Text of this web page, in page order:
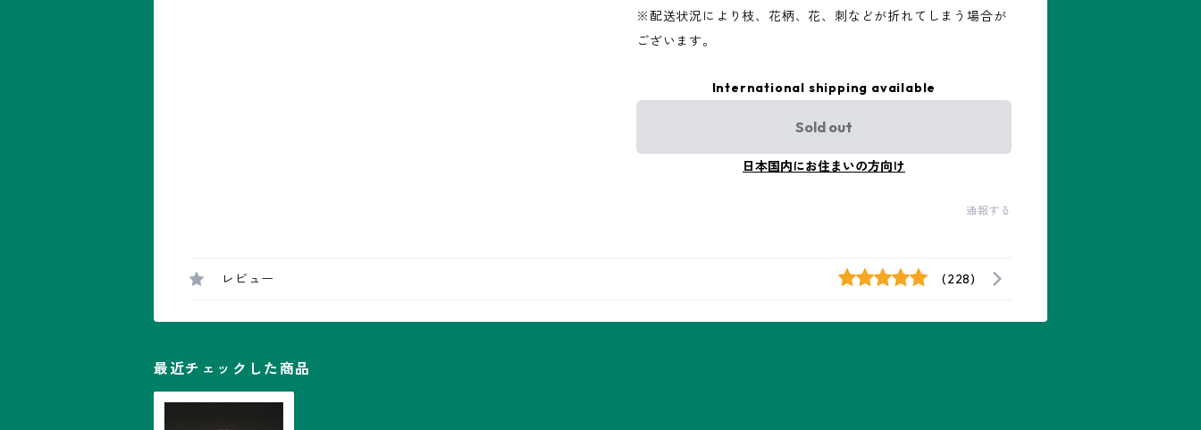
※配送状況により枝、花柄、花、刺などが折れてしまう場合が
ございます。
International shipping available
Sold out
日本国内にお住まいの方向け
通報する
レビュー (228)
最近チェックした商品